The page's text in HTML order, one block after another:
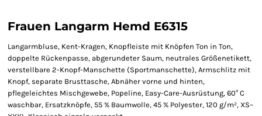
Frauen Langarm Hemd E6315
Langarmbluse, Kent-Kragen, Knopfleiste mit Knöpfen Ton in Ton,
doppelte Rückenpasse, abgerundeter Saum, neutrales Größenetikett,
verstellbare 2-Knopf-Manschette (Sportmanschette), Armschlitz mit
Knopf, separate Brusttasche, Abnäher vorne und hinten,
pflegeleichtes Mischgewebe, Popeline, Easy-Care-Ausrüstung, 60° C
waschbar, Ersatzknöpfe, 55 % Baumwolle, 45 % Polyester, 120 g/m², XS–